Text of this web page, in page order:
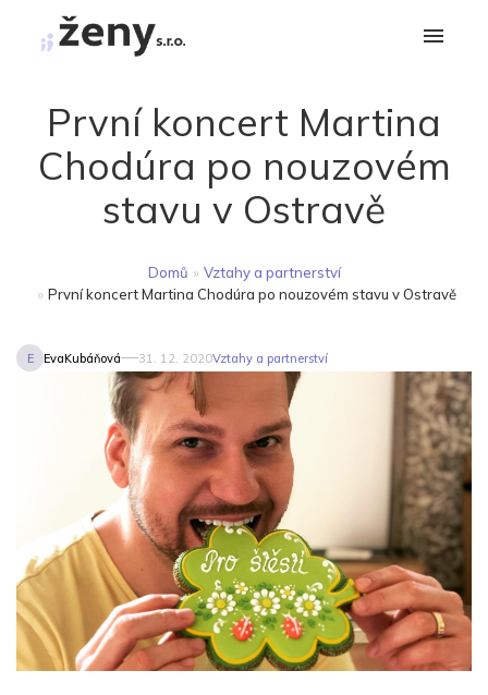
První koncert Martina
Chodúra po nouzovém
stavu v Ostravě
Domů » Vztahy a partnerství
» První koncert Martina Chodúra po nouzovém stavu v Ostravě
E EvaKubáňová 31. 12. 2020Vztahy a partnerství